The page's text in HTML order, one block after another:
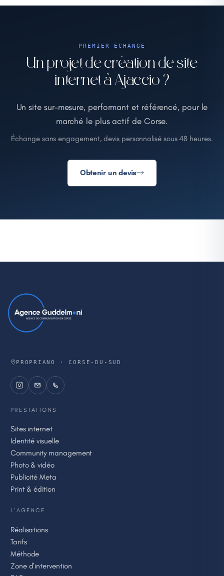
PREMIER ÉCHANGE
Un projet de création de site
internet à Ajaccio ?
Un site sur-mesure, performant et référencé, pour le
marché le plus actif de Corse.
Échange sans engagement, devis personnalisé sous 48 heures.
Obtenir un devis
PROPRIANO · CORSE-DU-SUD
PRESTATIONS
Sites internet
Identité visuelle
Community management
Photo & vidéo
Publicité Meta
Print & édition
L'AGENCE
Réalisations
Tarifs
Méthode
Zone d'intervention